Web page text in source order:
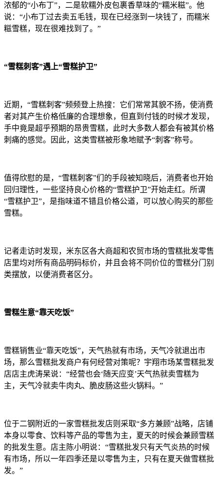
浓郁的“小布丁”，二是软糯外皮包裹香草味的“糯米糍”。他
说：“小布丁过去卖五毛钱，现在已经涨到一块钱了，而糯米
糍雪糕，现在很难找到了。”
“雪糕刺客”遇上“雪糕护卫”
近期，“雪糕刺客”频频登上热搜：它们常常其貌不扬，使消费
者对其产生价格低廉的合理想象，但直到付钱的时候才发现，
手中竟是超乎预期的昂贵雪糕，此时大多数人都会有被其价格
刺痛的感觉。因此，这类雪糕被形象地赋予“刺客”称号。
值得欣慰的是，“雪糕刺客”们的手段被知晓后，消费者也开始
回归理性，一些坚持良心价格的“雪糕护卫”开始走红。所谓
“雪糕护卫”，是指味道不错且价格公道，可以放心购买的那些
雪糕。
记者走访时发现，米东区各大商超和农贸市场的雪糕批发零售
店里均对所有商品明码标价，并且会将不同价位的雪糕分门别
类摆放，以便消费者区分。
雪糕生意“靠天吃饭”
雪糕销售业“靠天吃饭”，天气热就有市场，天气冷就退出市
场，那么雪糕批发商户有何经营对策呢？宇翔市场某雪糕批发
店店主虎涛杲说：“经营也会‘随天应变’天气热就卖雪糕为
主，天气冷就卖牛肉丸、脆皮肠这些火锅料。”
位于二钢附近的一家雪糕批发店则采取“多方兼顾”战略，店铺
本身以零食、饮料等产品的零售为主，夏天的时候会兼顾雪糕
的批发生意。店主陈小明说：“雪糕批发只有天气炎热的时候
有市场，所以一年四季还是以零售为主，只有在夏天做雪糕批
发。”